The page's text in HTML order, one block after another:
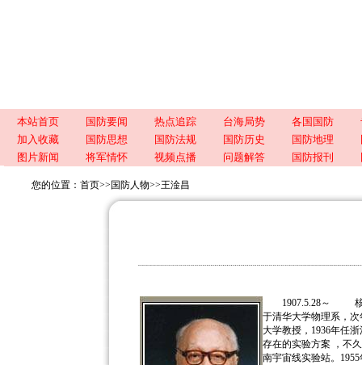
本站首页 国防要闻 热点追踪 台海局势 各国国防
加入收藏
国防思想 国防法规 国防历史 国防地理
图片新闻
将军情怀 视频点播 问题解答 国防报刊
您的位置： 首页>> 国防人物>>王淦昌
1907.5.28～ 核物
于清华大学物理系，
大学教授，1936年任
存在的实验方案 ，不
南宇宙线实验站。